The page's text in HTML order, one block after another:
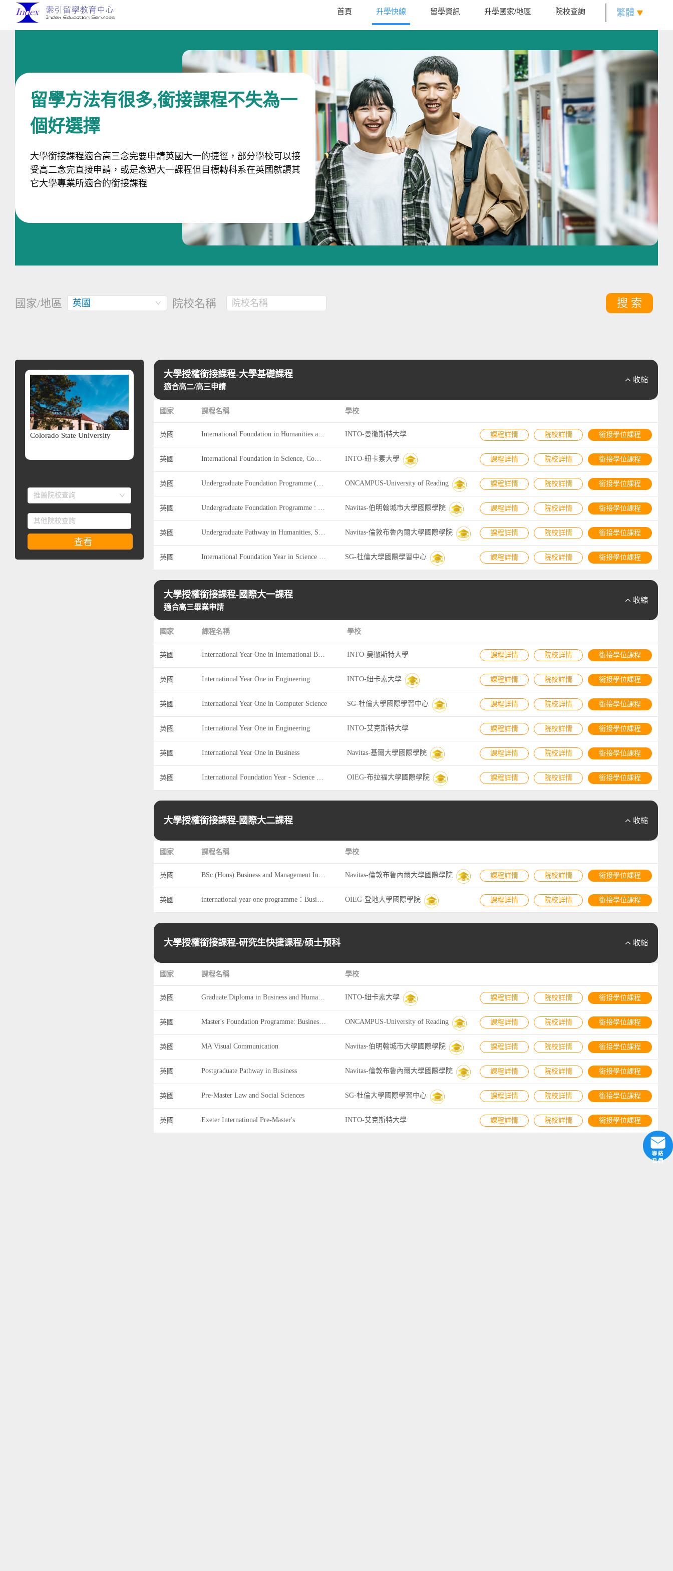
首頁 升學快線 留學資訊 升學國家/地區 院校查詢 繁體
留學方法有很多,銜接課程不失為一
個好選擇
大學銜接課程適合高三念完要申請英國大一的捷徑，部分學校可以接
受高二念完直接申請，或是念過大一課程但目標轉科系在英國就讀其
它大學專業所適合的銜接課程
國家/地區 英國 院校名稱 院校名稱 搜 索
Colorado State University
推薦院校查詢
查看
大學授權銜接課程-大學基礎課程
適合高二/高三申請
 收縮
國家 課程名稱 學校
英國 International Foundation in Humanities and Social Sciences INTO-曼徹斯特大學 課程詳情 院校詳情 銜接學位課程
英國 International Foundation in Science, Computing, Engineering and Mathematics INTO-紐卡素大學 課程詳情 院校詳情 銜接學位課程
英國 Undergraduate Foundation Programme (UFP): Business, Economics, Finance and Management ONCAMPUS-University of Reading 課程詳情 院校詳情 銜接學位課程
英國 Undergraduate Foundation Programme : Computing, Networking and Games Technology Navitas-伯明翰城市大學國際學院 課程詳情 院校詳情 銜接學位課程
英國 Undergraduate Pathway in Humanities, Social Sciences, Education and Psychology Navitas-倫敦布魯內爾大學國際學院 課程詳情 院校詳情 銜接學位課程
英國 International Foundation Year in Science and Engineering SG-杜倫大學國際學習中心 課程詳情 院校詳情 銜接學位課程
大學授權銜接課程-國際大一課程
適合高三畢業申請
 收縮
國家 課程名稱 學校
英國 International Year One in International Business, Accounting and Finance INTO-曼徹斯特大學 課程詳情 院校詳情 銜接學位課程
英國 International Year One in Engineering INTO-紐卡素大學 課程詳情 院校詳情 銜接學位課程
英國 International Year One in Computer Science SG-杜倫大學國際學習中心 課程詳情 院校詳情 銜接學位課程
英國 International Year One in Engineering INTO-艾克斯特大學 課程詳情 院校詳情 銜接學位課程
英國 International Year One in Business Navitas-基爾大學國際學院 課程詳情 院校詳情 銜接學位課程
英國 International Foundation Year - Science Engineering and Health OIEG-布拉福大學國際學院 課程詳情 院校詳情 銜接學位課程
大學授權銜接課程-國際大二課程  收縮
國家 課程名稱 學校
英國 BSc (Hons) Business and Management Inernational Year 2 Navitas-倫敦布魯內爾大學國際學院 課程詳情 院校詳情 銜接學位課程
英國 international year one programme：Business OIEG-登地大學國際學院 課程詳情 院校詳情 銜接學位課程
大學授權銜接課程-研究生快捷课程/硕士预科  收縮
國家 課程名稱 學校
英國 Graduate Diploma in Business and Humanities INTO-紐卡素大學 課程詳情 院校詳情 銜接學位課程
英國 Master's Foundation Programme: Business @ Henley Business School ONCAMPUS-University of Reading 課程詳情 院校詳情 銜接學位課程
英國 MA Visual Communication Navitas-伯明翰城市大學國際學院 課程詳情 院校詳情 銜接學位課程
英國 Postgraduate Pathway in Business Navitas-倫敦布魯內爾大學國際學院 課程詳情 院校詳情 銜接學位課程
英國 Pre-Master Law and Social Sciences SG-杜倫大學國際學習中心 課程詳情 院校詳情 銜接學位課程
英國 Exeter International Pre-Master's INTO-艾克斯特大學 課程詳情 院校詳情 銜接學位課程
聯絡
我們